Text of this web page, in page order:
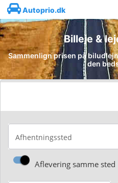
Autoprio.dk
Billeje &
Sammenlign prisen på
den
Afhentningssted
Aflevering samme sted